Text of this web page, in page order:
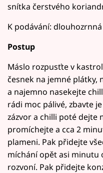
snítka čerstvého
K podávání:
Postup
Máslo rozpusťte v
česnek na jemné plátky,
a najemno nasekejte
rádi moc pálivé, zbavte
zázvor a chilli poté dejte
promíchejte a cca 2
plameni. Pak přidejte
míchání opět asi minutu
rozvoní. Pak přidejte